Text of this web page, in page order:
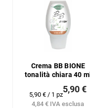
Crema BB BIONE
tonalità chiara 40 ml
4,84 € IVA esclusa
5,90 €
Prezzo
della
5,90 € / 1 pz